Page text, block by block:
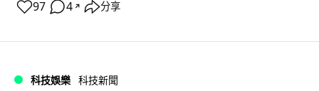
97 4 ↗ 分享
科技娛樂 科技新聞